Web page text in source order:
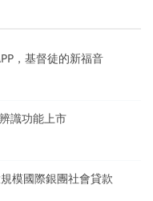
，基督徒的新福音
識功能上市
模國際銀團社會貸款